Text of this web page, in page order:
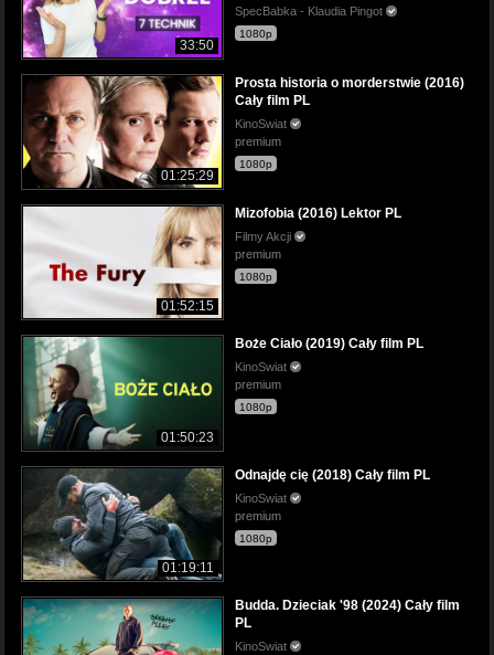
33:50
SpecBabka - Klaudia Pingot
1080p
01:25:29
Prosta historia o morderstwie (2016)
Cały film PL
KinoSwiat
premium
1080p
01:52:15
Mizofobia (2016) Lektor PL
Filmy Akcji
premium
1080p
01:50:23
Boże Ciało (2019) Cały film PL
KinoSwiat
premium
1080p
01:19:11
Odnajdę cię (2018) Cały film PL
KinoSwiat
premium
1080p
Budda. Dzieciak '98 (2024) Cały film
PL
KinoSwiat